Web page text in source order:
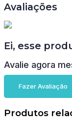
Avaliações
Ei, esse
Avalie agora
Fazer Avaliação
Produtos